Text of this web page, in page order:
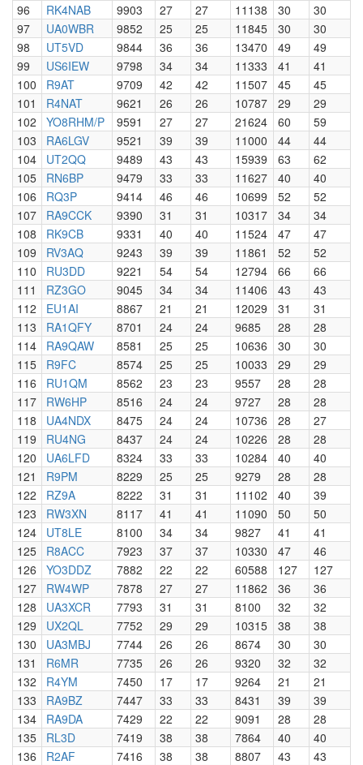
96
RK4NAB 9903 27 27 11138 30
30
97
UA0WBR 9852 25 25 11845 30
30
98
UT5VD 9844 36 36 13470 49
49
99
US6IEW 9798 34 34 11333 41
41
100
R9AT 9709 42 42 11507 45
45
101
R4NAT 9621 26 26 10787 29
29
102
YO8RHM/P 9591 27 27 21624 60
59
103
RA6LGV 9521 39 39 11000 44
44
104
UT2QQ 9489 43 43 15939 63
62
105
RN6BP 9479 33 33 11627 40
40
106
RQ3P 9414 46 46 10699 52
52
107
RA9CCK 9390 31 31 10317 34
34
108
RK9CB 9331 40 40 11524 47
47
109
RV3AQ 9243 39 39 11861 52
52
110
RU3DD 9221 54 54 12794 66
66
111
RZ3GO 9045 34 34 11406 43
43
112
EU1AI 8867 21 21 12029 31
31
113
RA1QFY 8701 24 24 9685 28
28
114
RA9QAW 8581 25 25 10636 30
30
115
R9FC 8574 25 25 10033 29
29
116
RU1QM 8562 23 23 9557 28
28
117
RW6HP 8516 24 24 9727 28
28
118
UA4NDX 8475 24 24 10736 28
27
119
RU4NG 8437 24 24 10226 28
28
120
UA6LFD 8324 33 33 10284 40
40
121
R9PM 8229 25 25 9279 28
28
122
RZ9A 8222 31 31 11102 40
39
123
RW3XN 8117 41 41 11090 50
50
124
UT8LE 8100 34 34 9827 41
41
125
R8ACC 7923 37 37 10330 47
46
126
YO3DDZ 7882 22 22 60588 127
127
127
RW4WP 7878 27 27 11862 36
36
128
UA3XCR 7793 31 31 8100 32
32
129
UX2QL 7752 29 29 10315 38
38
130
UA3MBJ 7744 26 26 8674 30
30
131
R6MR 7735 26 26 9320 32
32
132
R4YM 7450 17 17 9264 21
21
133
RA9BZ 7447 33 33 8431 39
39
134
RA9DA 7429 22 22 9091 28
28
135
RL3D 7419 38 38 7864 40
40
136
R2AF 7416 38 38 8807 43
43